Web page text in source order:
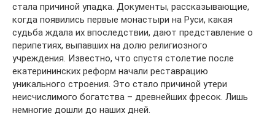
стала причиной упадка. Документы, рассказывающие,
когда появились первые монастыри на Руси, какая
судьба ждала их впоследствии, дают представление о
перипетиях, выпавших на долю религиозного
учреждения. Известно, что спустя столетие после
екатерининских реформ начали реставрацию
уникального строения. Это стало причиной утери
неисчислимого богатства – древнейших фресок. Лишь
немногие дошли до наших дней.